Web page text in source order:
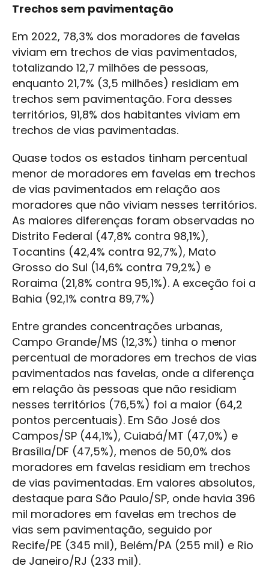
Trechos sem pavimentação
Em 2022, 78,3% dos moradores de favelas
viviam em trechos de vias pavimentados,
totalizando 12,7 milhões de pessoas,
enquanto 21,7% (3,5 milhões) residiam em
trechos sem pavimentação. Fora desses
territórios, 91,8% dos habitantes viviam em
trechos de vias pavimentadas.
Quase todos os estados tinham percentual
menor de moradores em favelas em trechos
de vias pavimentados em relação aos
moradores que não viviam nesses territórios.
As maiores diferenças foram observadas no
Distrito Federal (47,8% contra 98,1%),
Tocantins (42,4% contra 92,7%), Mato
Grosso do Sul (14,6% contra 79,2%) e
Roraima (21,8% contra 95,1%). A exceção foi a
Bahia (92,1% contra 89,7%)
Entre grandes concentrações urbanas,
Campo Grande/MS (12,3%) tinha o menor
percentual de moradores em trechos de vias
pavimentados nas favelas, onde a diferença
em relação às pessoas que não residiam
nesses territórios (76,5%) foi a maior (64,2
pontos percentuais). Em São José dos
Campos/SP (44,1%), Cuiabá/MT (47,0%) e
Brasília/DF (47,5%), menos de 50,0% dos
moradores em favelas residiam em trechos
de vias pavimentadas. Em valores absolutos,
destaque para São Paulo/SP, onde havia 396
mil moradores em favelas em trechos de
vias sem pavimentação, seguido por
Recife/PE (345 mil), Belém/PA (255 mil) e Rio
de Janeiro/RJ (233 mil).